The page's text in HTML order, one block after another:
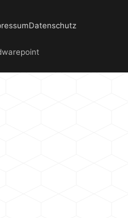
Datenschutz